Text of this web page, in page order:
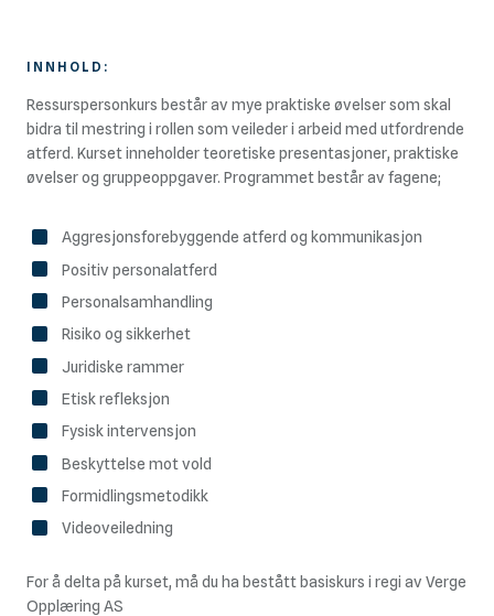
INNHOLD:
Ressurspersonkurs består av mye praktiske øvelser som skal
bidra til mestring i rollen som veileder i arbeid med utfordrende
atferd. Kurset inneholder teoretiske presentasjoner, praktiske
øvelser og gruppeoppgaver. Programmet består av fagene;
Aggresjonsforebyggende atferd og kommunikasjon
Positiv personalatferd
Personalsamhandling
Risiko og sikkerhet
Juridiske rammer
Etisk refleksjon
Fysisk intervensjon
Beskyttelse mot vold
Formidlingsmetodikk
Videoveiledning
For å delta på kurset, må du ha bestått basiskurs i regi av Verge
Opplæring AS